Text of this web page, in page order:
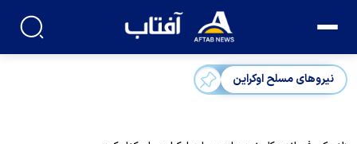
نیرو‌های مسلح اوکراین